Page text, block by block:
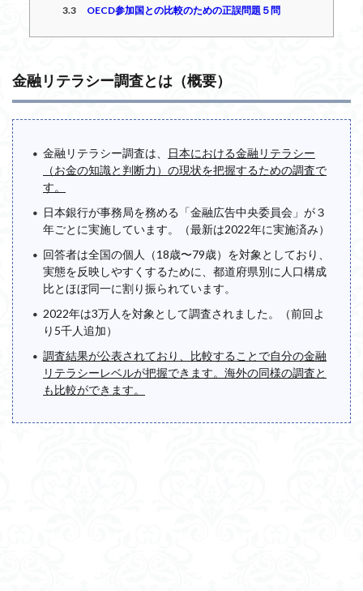
3.3 OECD参加国との比較のための正誤問題５問
金融リテラシー調査とは（概要）
金融リテラシー調査は、
日本における金融リテラシー
（お金の知識と判断力）の現状を把握するための調査で
す。
日本銀行が事務局を務める「金融広告中央委員会」が３
年ごとに実施しています。（最新は2022年に実施済み）
回答者は全国の個人（18歳〜79歳）を対象としており、
実態を反映しやすくするために、都道府県別に人口構成
比とほぼ同一に割り振られています。
2022年は3万人を対象として調査されました。（前回よ
り5千人追加）
調査結果が公表されており、比較することで自分の金融
リテラシーレベルが把握できます。海外の同様の調査と
も比較ができます。